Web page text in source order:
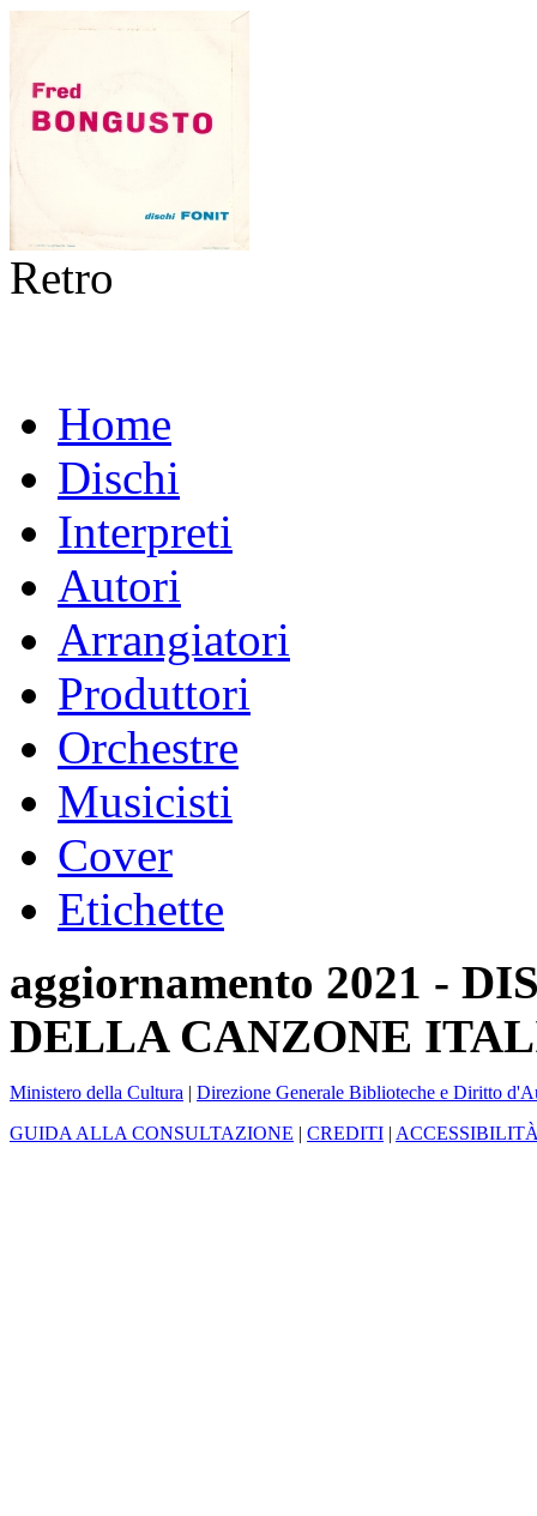
Retro
Home
Dischi
Interpreti
Autori
Arrangiatori
Produttori
Orchestre
Musicisti
Cover
Etichette
aggiornamento 2021 -
DELLA CANZONE
Ministero della Cultura | Direzione Generale Biblioteche e Diritto
GUIDA ALLA CONSULTAZIONE | CREDITI |